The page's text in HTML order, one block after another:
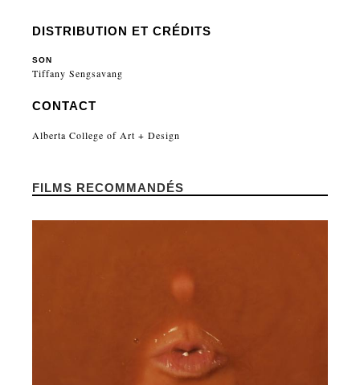
DISTRIBUTION ET CRÉDITS
SON
Tiffany Sengsavang
CONTACT
Alberta College of Art + Design
FILMS RECOMMANDÉS